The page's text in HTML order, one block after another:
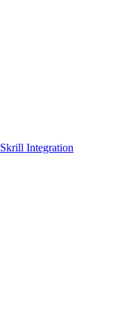
Skrill Integration